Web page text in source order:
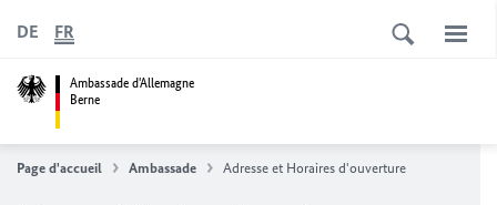
Ambassade d'Allemagne
Berne
DE FR
Page d'accueil Ambassade Adresse et Horaires d'ouverture